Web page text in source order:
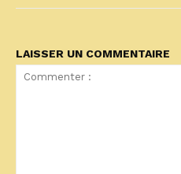
LAISSER UN COMMENTAIRE